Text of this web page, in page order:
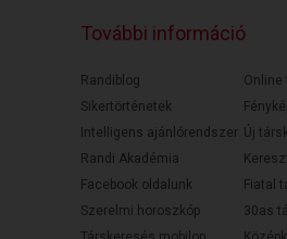
További információ
Randiblog
Sikertörténetek
Intelligens ajánlórendszer
Randi Akadémia
Facebook oldalunk
Szerelmi horoszkóp
Online
Új
Fiatal
30as